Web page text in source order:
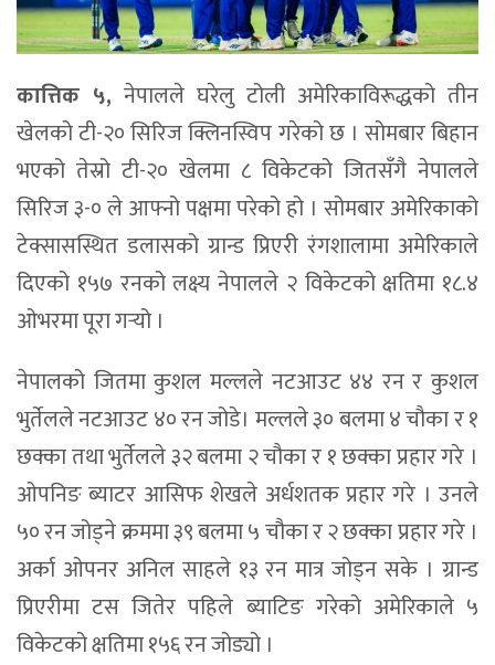
कात्तिक ५, नेपालले घरेलु टोली अमेरिकाविरूद्धको तीन
खेलको टी-२० सिरिज क्लिनस्विप गरेको छ । सोमबार बिहान
भएको तेस्रो टी-२० खेलमा ८ विकेटको जितसँगै नेपालले
सिरिज ३-० ले आफ्नो पक्षमा परेको हो । सोमबार अमेरिकाको
टेक्सासस्थित डलासको ग्रान्ड प्रिएरी रंगशालामा अमेरिकाले
दिएको १५७ रनको लक्ष्य नेपालले २ विकेटको क्षतिमा १८.४
ओभरमा पूरा गर्‍यो ।
नेपालको जितमा कुशल मल्लले नटआउट ४४ रन र कुशल
भुर्तेलले नटआउट ४० रन जोडे। मल्लले ३० बलमा ४ चौका र १
छक्का तथा भुर्तेलले ३२ बलमा २ चौका र १ छक्का प्रहार गरे ।
ओपनिङ ब्याटर आसिफ शेखले अर्धशतक प्रहार गरे । उनले
५० रन जोड्ने क्रममा ३९ बलमा ५ चौका र २ छक्का प्रहार गरे ।
अर्का ओपनर अनिल साहले १३ रन मात्र जोड्न सके । ग्रान्ड
प्रिएरीमा टस जितेर पहिले ब्याटिङ गरेको अमेरिकाले ५
विकेटको क्षतिमा १५६ रन जोड्यो ।